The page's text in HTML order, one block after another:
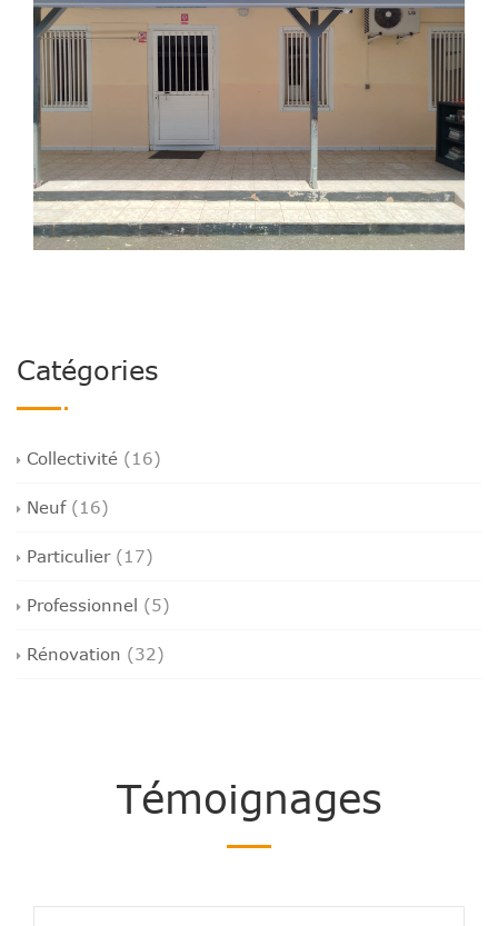
Catégories
Collectivité (16)
Neuf(16)
Particulier(17)
Professionnel (5)
Rénovation (32)
Témoignages